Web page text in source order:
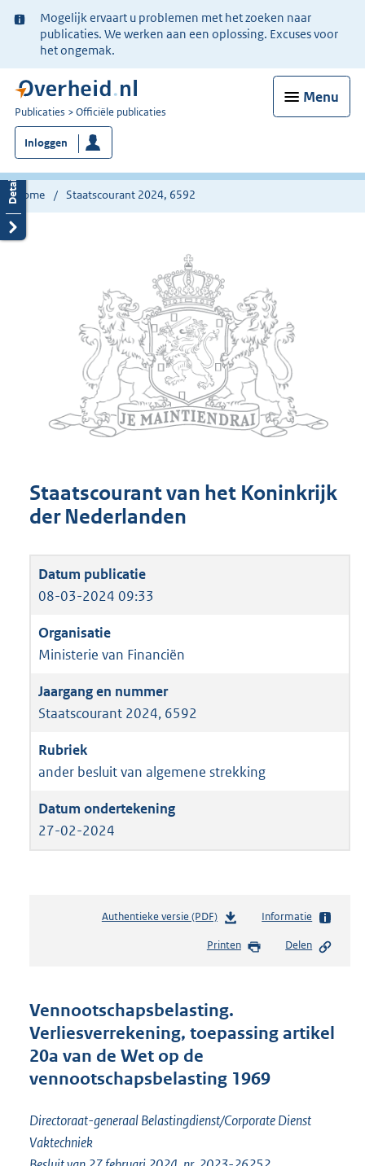
Ter
informatie:
Mogelijk ervaart u problemen met het zoeken naar
publicaties. We werken aan een oplossing. Excuses voor
het ongemak.
Menu
U
bent
nu
hier:
Publicaties Officiële publicaties
Inloggen
Home Staatscourant 2024, 6592
Staatscourant van het Koninkrijk
der Nederlanden
08-03-2024 09:33
Ministerie van Financiën
Staatscourant 2024, 6592
ander besluit van algemene strekking
27-02-2024
Authentieke versie (PDF)b
s
d
s
o
t
Informatie
Printen Delen
Vennootschapsbelasting.
Verliesverrekening, toepassing artikel
20a van de Wet op de
vennootschapsbelasting 1969
Directoraat-generaal Belastingdienst/Corporate Dienst
Vaktechniek